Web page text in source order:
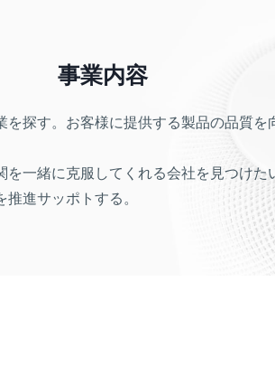
事業内容
探す。お客様に提供する製品の品質を
一緒に克服してくれる会社を見つけた
進サッポトする。